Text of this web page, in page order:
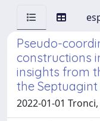
Pseudo-
constructions
insights from
the Septuagint
2022-01-01